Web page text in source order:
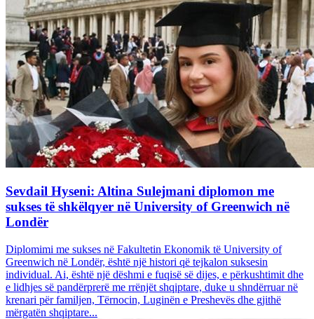
Sevdail Hyseni: Altina Sulejmani diplomon me
sukses të shkëlqyer në University of Greenwich në
Londër
Diplomimi me sukses në Fakultetin Ekonomik të University of
Greenwich në Londër, është një histori që tejkalon suksesin
individual. Ai, është një dëshmi e fuqisë së dijes, e përkushtimit dhe
e lidhjes së pandërprerë me rrënjët shqiptare, duke u shndërruar në
krenari për familjen, Tërnocin, Luginën e Preshevës dhe gjithë
mërgatën shqiptare...